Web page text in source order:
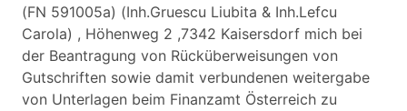
(FN 591005a) (Inh.Gruescu Liubita & Inh.Lefcu
Carola) , Höhenweg 2 ,7342 Kaisersdorf mich bei
der Beantragung von Rücküberweisungen von
Gutschriften sowie damit verbundenen weitergabe
von Unterlagen beim Finanzamt Österreich zu